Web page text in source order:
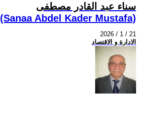
سناء عبد القادر مصطفى
(Sanaa Abdel Kader Mustafa)
2026 / 1 / 21
الادارة و الاقتصاد